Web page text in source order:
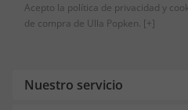
Acepto la política de privacidad y
de compra de Ulla Popken. [+]
Nuestro servicio